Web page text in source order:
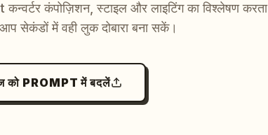
कंपोज़िशन, स्टाइल और लाइटिंग का विश्लेषण करता
सेकंडों में वही लुक दोबारा बना सकें।
को PROMPT में बदलें